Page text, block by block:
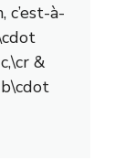
c’est-à-
&